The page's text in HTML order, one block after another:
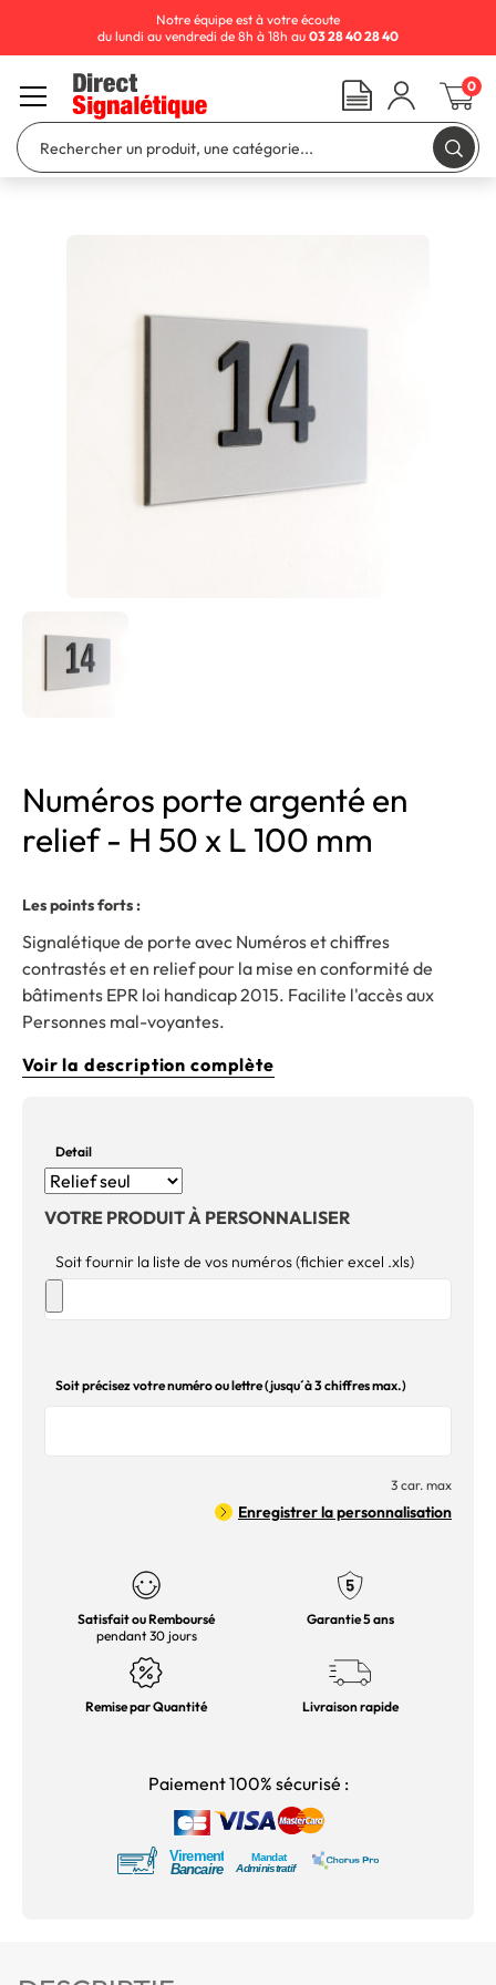
Numéros porte argenté en
relief - H 50 x L 100 mm
Les points forts :
Signalétique de porte avec Numéros et chiffres
contrastés et en relief pour la mise en conformité de
bâtiments EPR loi handicap 2015. Facilite l'accès aux
Personnes mal-voyantes.
Voir la description complète
Detail
VOTRE PRODUIT À PERSONNALISER
Soit fournir la liste de vos numéros (fichier excel .xls)
Soit précisez votre numéro ou lettre (jusqu´à 3 chiffres max.)
3 car. max
Enregistrer la personnalisation
Satisfait ou Remboursé
pendant 30 jours
Garantie 5 ans
Remise par Quantité Livraison rapide
Paiement 100% sécurisé :
Notre équipe est à votre écoute
du lundi au vendredi de 8h à 18h au 03 28 40 28 40
0